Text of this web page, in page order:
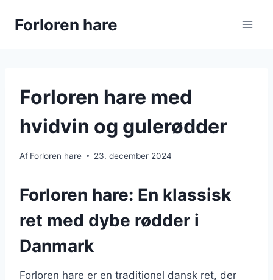
Forloren hare
Forloren hare med
hvidvin og gulerødder
Af Forloren hare 23. december 2024
Forloren hare: En klassisk
ret med dybe rødder i
Danmark
Forloren hare er en traditionel dansk ret, der